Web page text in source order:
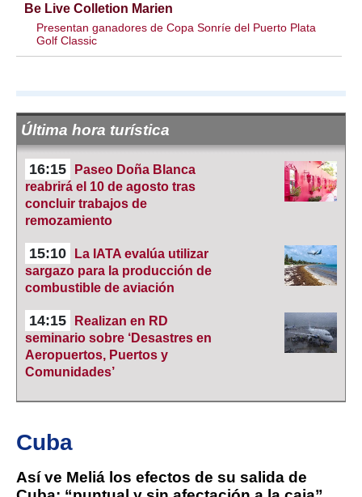
Be Live Colletion Marien
Presentan ganadores de Copa Sonríe del Puerto Plata
Golf Classic
Última hora turística
16:15
Paseo Doña Blanca
reabrirá el 10 de agosto tras
concluir trabajos de
remozamiento
15:10
La IATA evalúa utilizar
sargazo para la producción de
combustible de aviación
14:15
Realizan en RD
seminario sobre ‘Desastres en
Aeropuertos, Puertos y
Comunidades’
Cuba
Así ve Meliá los efectos de su salida de